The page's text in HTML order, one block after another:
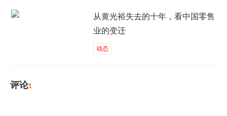
从黄光裕失去的十年，看中国零售
业的变迁
动态
评论1